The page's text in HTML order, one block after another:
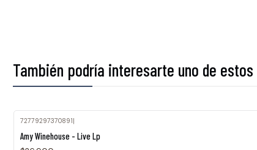
También podría interesarte uno de estos
72779297370891|
Amy Winehouse - Live Lp